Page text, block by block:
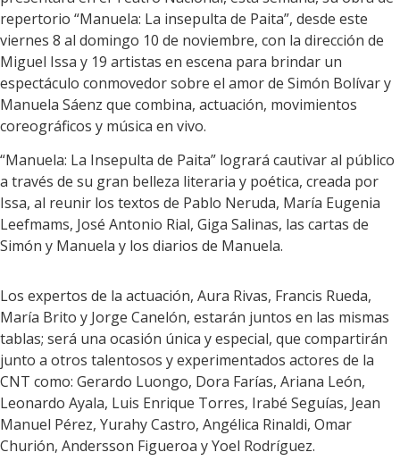
repertorio “Manuela: La insepulta de Paita”, desde este
viernes 8 al domingo 10 de noviembre, con la dirección de
Miguel Issa y 19 artistas en escena para brindar un
espectáculo conmovedor sobre el amor de Simón Bolívar y
Manuela Sáenz que combina, actuación, movimientos
coreográficos y música en vivo.
“Manuela: La Insepulta de Paita” logrará cautivar al público
a través de su gran belleza literaria y poética, creada por
Issa, al reunir los textos de Pablo Neruda, María Eugenia
Leefmams, José Antonio Rial, Giga Salinas, las cartas de
Simón y Manuela y los diarios de Manuela.
Los expertos de la actuación, Aura Rivas, Francis Rueda,
María Brito y Jorge Canelón, estarán juntos en las mismas
tablas; será una ocasión única y especial, que compartirán
junto a otros talentosos y experimentados actores de la
CNT como: Gerardo Luongo, Dora Farías, Ariana León,
Leonardo Ayala, Luis Enrique Torres, Irabé Seguías, Jean
Manuel Pérez, Yurahy Castro, Angélica Rinaldi, Omar
Churión, Andersson Figueroa y Yoel Rodríguez.